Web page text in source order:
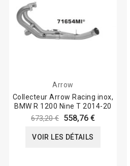
Arrow
Collecteur Arrow Racing inox,
BMW R 1200 Nine T 2014-20
673,20 € 558,76 €
VOIR LES DÉTAILS